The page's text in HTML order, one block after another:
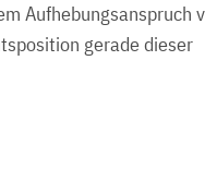
Aufhebungsanspruch
gerade dieser